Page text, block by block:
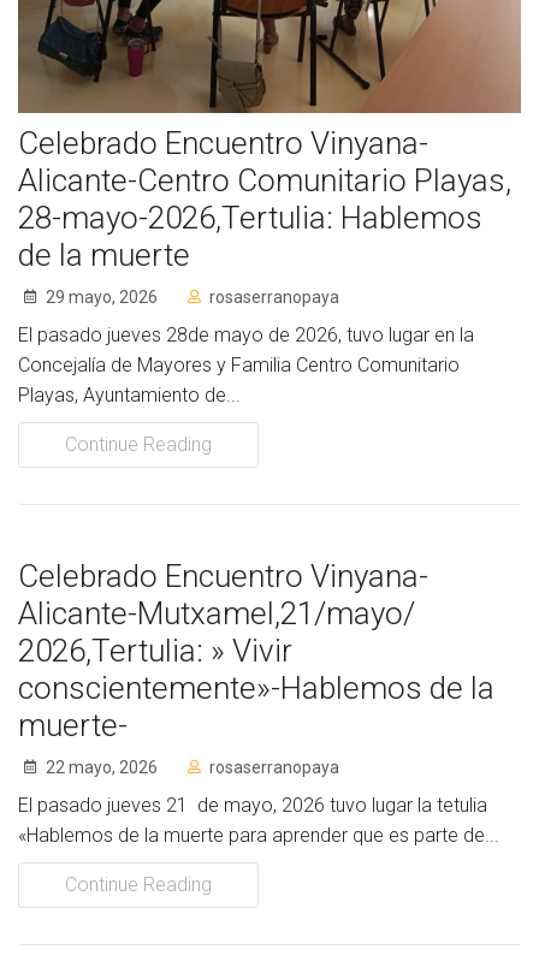
Socios Colaboradores
Colaboramos con
Formaciones
Nuestra propuesta de formación
Realizadas
Acompañamiento
Noticias
Vídeos
Contacto
Celebrado Encuentro Vinyana-
Alicante-Centro Comunitario Playas,
28-mayo-2026,Tertulia: Hablemos
de la muerte
29 mayo, 2026 rosaserranopaya
El pasado jueves 28de mayo de 2026, tuvo lugar en la
Concejalía de Mayores y Familia Centro Comunitario
Playas, Ayuntamiento de...
Continue Reading
Celebrado Encuentro Vinyana-
Alicante-Mutxamel,21/mayo/
2026,Tertulia: » Vivir
conscientemente»-Hablemos de la
muerte-
22 mayo, 2026 rosaserranopaya
El pasado jueves 21 de mayo, 2026 tuvo lugar la tetulia
«Hablemos de la muerte para aprender que es parte de...
Continue Reading